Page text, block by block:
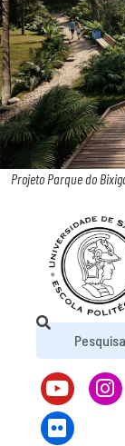
Projeto Parque do